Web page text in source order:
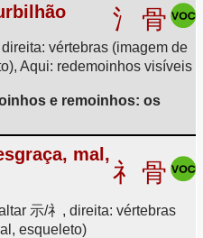
氵 骨
vértebras (imagem de
Aqui: redemoinhos visíveis
e remoinhos: os
mal,
礻 骨
示/礻, direita: vértebras
esqueleto)